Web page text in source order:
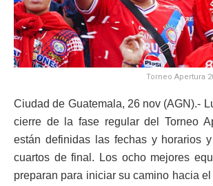
Torneo Apertura
Ciudad de Guatemala, 26 nov (AGN).-
cierre de la fase regular del Torneo
están definidas las fechas y horarios
cuartos de final. Los ocho mejores
preparan para iniciar su camino hacia